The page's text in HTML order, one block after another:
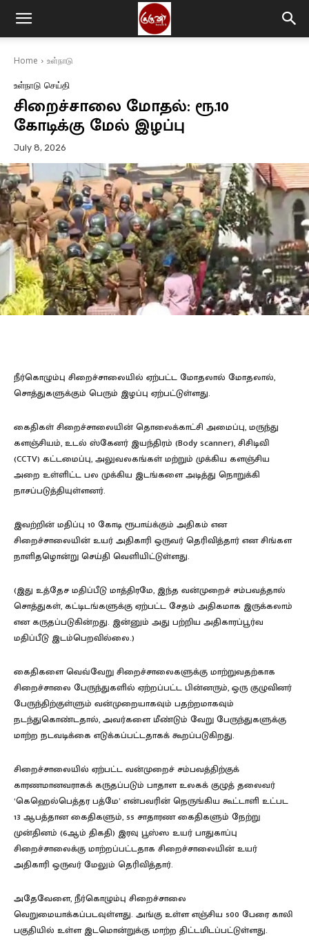
Home உள்நாடு
உள்நாடு செய்தி
சிறைச்சாலை மோதல்: ரூ.10
கோடிக்கு மேல் இழப்பு
July 8, 2026
நீர்கொழும்பு சிறைச்சாலையில் ஏற்பட்ட மோதலால் மோதலால்,
சொத்துகளுக்கும் பெரும் இழப்பு ஏற்பட்டுள்ளது.
கைதிகள் சிறைச்சாலையின் தொலைக்காட்சி அமைப்பு, மருந்து
களஞ்சியம், உடல் ஸ்கேனர் இயந்திரம் (Body scanner), சிசிடிவி
(CCTV) கட்டமைப்பு, அலுவலகங்கள் மற்றும் முக்கிய களஞ்சிய
அறை உள்ளிட்ட பல முக்கிய இடங்களை அடித்து நொறுக்கி
நாசப்படுத்தியுள்ளனர்.
இவற்றின் மதிப்பு 10 கோடி ரூபாய்க்கும் அதிகம் என
சிறைச்சாலையின் உயர் அதிகாரி ஒருவர் தெரிவித்தார் என சிங்கள
நாளிதழொன்று செய்தி வெளியிட்டுள்ளது.
(இது உத்தேச மதிப்பீடு மாத்திரமே, இந்த வன்முறைச் சம்பவத்தால்
சொத்துகள், கட்டிடங்களுக்கு ஏற்பட்ட சேதம் அதிகமாக இருக்கலாம்
என கருதப்படுகின்றது. இன்னும் அது பற்றிய அதிகாரப்பூர்வ
மதிப்பீடு இடம்பெறவில்லை.)
கைதிகளை வெவ்வேறு சிறைச்சாலைகளுக்கு மாற்றுவதற்காக
சிறைச்சாலை பேருந்துகளில் ஏற்றப்பட்ட பின்னரும், ஒரு குழுவினர்
பேருந்திற்குள்ளும் வன்முறையாகவும் பதற்றமாகவும்
நடந்துகொண்டதால், அவர்களை மீண்டும் வேறு பேருந்துகளுக்கு
மாற்ற நடவடிக்கை எடுக்கப்பட்டதாகக் கூறப்படுகிறது.
சிறைச்சாலையில் ஏற்பட்ட வன்முறைச் சம்பவத்திற்குக்
காரணமானவராகக் கருதப்படும் பாதாள உலகக் குழுத் தலைவர்
‘கெஹெல்பெத்தர பத்மே’ என்பவரின் நெருங்கிய கூட்டாளி உட்பட
13 ஆபத்தான கைதிகளும், 55 சாதாரண கைதிகளும் நேற்று
முன்தினம் (6ஆம் திகதி) இரவு பூஸ்ஸ உயர் பாதுகாப்பு
சிறைச்சாலைக்கு மாற்றப்பட்டதாக சிறைச்சாலையின் உயர்
அதிகாரி ஒருவர் மேலும் தெரிவித்தார்.
அதேவேளை, நீர்கொழும்பு சிறைச்சாலை
வெறுமையாக்கப்படவுள்ளது. அங்கு உள்ள எஞ்சிய 500 பேரை காலி
பகுதியில் உள்ள இடமொன்றுக்கு மாற்ற திட்டமிடப்பட்டுள்ளது.